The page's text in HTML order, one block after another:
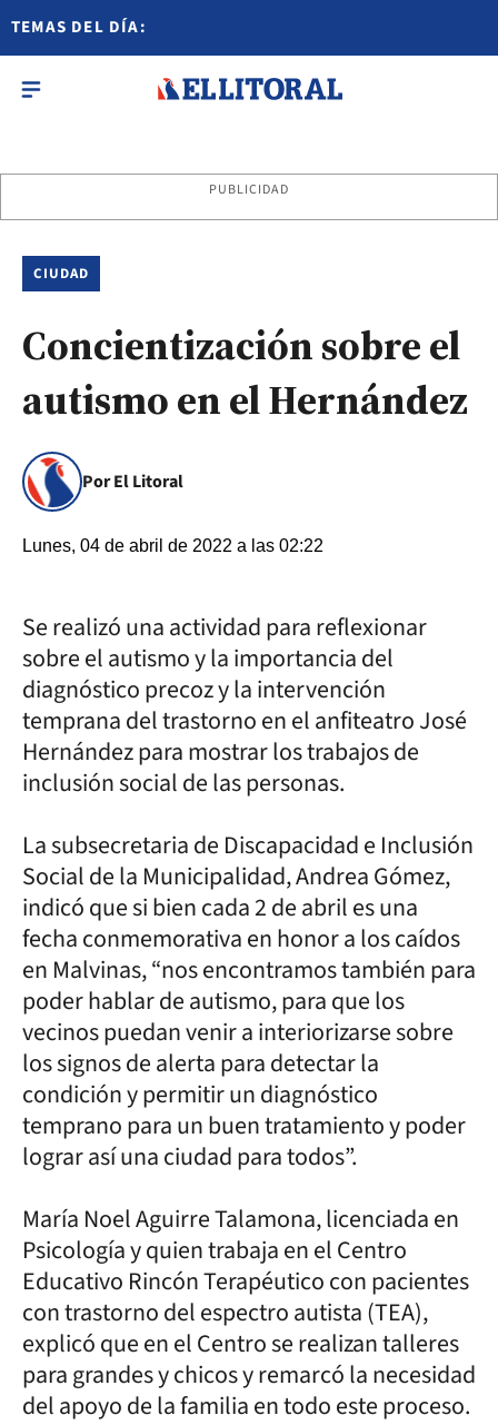
TEMAS DEL DÍA:
PUBLICIDAD
CIUDAD
Concientización sobre el
autismo en el Hernández
Por El Litoral
Lunes, 04 de abril de 2022 a las 02:22
Se realizó una actividad para reflexionar
sobre el autismo y la importancia del
diagnóstico precoz y la intervención
temprana del trastorno en el anfiteatro José
Hernández para mostrar los trabajos de
inclusión social de las personas.
La subsecretaria de Discapacidad e Inclusión
Social de la Municipalidad, Andrea Gómez,
indicó que si bien cada 2 de abril es una
fecha conmemorativa en honor a los caídos
en Malvinas, “nos encontramos también para
poder hablar de autismo, para que los
vecinos puedan venir a interiorizarse sobre
los signos de alerta para detectar la
condición y permitir un diagnóstico
temprano para un buen tratamiento y poder
lograr así una ciudad para todos”.
María Noel Aguirre Talamona, licenciada en
Psicología y quien trabaja en el Centro
Educativo Rincón Terapéutico con pacientes
con trastorno del espectro autista (TEA),
explicó que en el Centro se realizan talleres
para grandes y chicos y remarcó la necesidad
del apoyo de la familia en todo este proceso.